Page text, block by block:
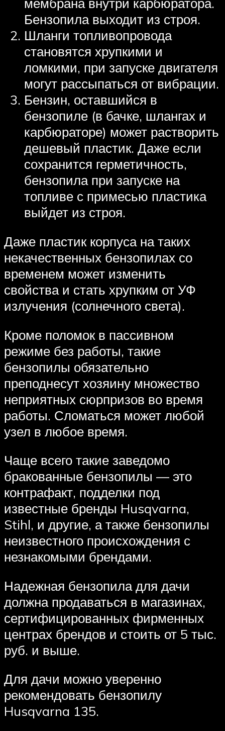
Бензопила выходит из строя.
Шланги топливопровода
становятся хрупкими и
ломкими, при запуске двигателя
могут рассыпаться от вибрации.
Бензин, оставшийся в
бензопиле (в бачке, шлангах и
карбюраторе) может растворить
дешевый пластик. Даже если
сохранится герметичность,
бензопила при запуске на
топливе с примесью пластика
выйдет из строя.
Даже пластик корпуса на таких
некачественных бензопилах со
временем может изменить
свойства и стать хрупким от УФ
излучения (солнечного света).
Кроме поломок в пассивном
режиме без работы, такие
бензопилы обязательно
преподнесут хозяину множество
неприятных сюрпризов во время
работы. Сломаться может любой
узел в любое время.
Чаще всего такие заведомо
бракованные бензопилы — это
контрафакт, подделки под
известные бренды Husqvarna,
Stihl, и другие, а также бензопилы
неизвестного происхождения с
незнакомыми брендами.
Надежная бензопила для дачи
должна продаваться в магазинах,
сертифицированных фирменных
центрах брендов и стоить от 5 тыс.
руб. и выше.
Для дачи можно уверенно
рекомендовать бензопилу
Husqvarna 135.